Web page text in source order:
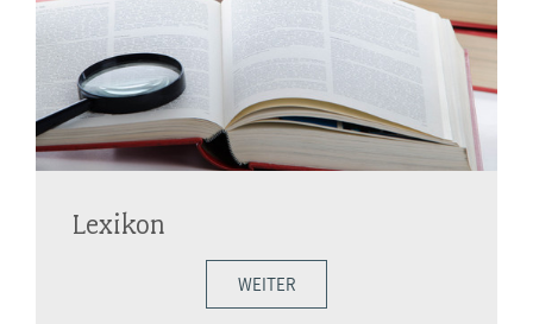
Lexikon
WEITER